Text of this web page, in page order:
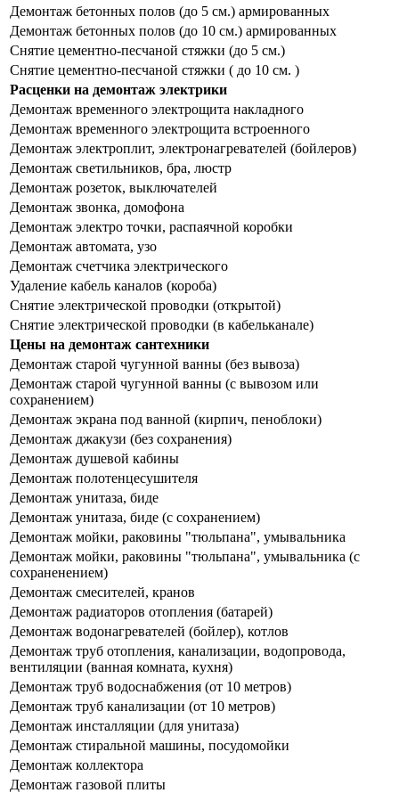
Демонтаж бетонных полов (до 5 см.) армированных
Демонтаж бетонных полов (до 10 см.) армированных
Снятие цементно-песчаной стяжки (до 5 см.)
Снятие цементно-песчаной стяжки ( до 10 см. )
Расценки на демонтаж электрики
Демонтаж временного электрощита накладного
Демонтаж временного электрощита встроенного
Демонтаж электроплит, электронагревателей (бойлеров)
Демонтаж светильников, бра, люстр
Демонтаж розеток, выключателей
Демонтаж звонка, домофона
Демонтаж электро точки, распаячной коробки
Демонтаж автомата, узо
Демонтаж счетчика электрического
Удаление кабель каналов (короба)
Снятие электрической проводки (открытой)
Снятие электрической проводки (в кабельканале)
Цены на демонтаж сантехники
Демонтаж старой чугунной ванны (без вывоза)
Демонтаж старой чугунной ванны (с вывозом или
сохранением)
Демонтаж экрана под ванной (кирпич, пеноблоки)
Демонтаж джакузи (без сохранения)
Демонтаж душевой кабины
Демонтаж полотенцесушителя
Демонтаж унитаза, биде
Демонтаж унитаза, биде (с сохранением)
Демонтаж мойки, раковины "тюльпана", умывальника
Демонтаж мойки, раковины "тюльпана", умывальника (с
сохраненением)
Демонтаж смесителей, кранов
Демонтаж радиаторов отопления (батарей)
Демонтаж водонагревателей (бойлер), котлов
Демонтаж труб отопления, канализации, водопровода,
вентиляции (ванная комната, кухня)
Демонтаж труб водоснабжения (от 10 метров)
Демонтаж труб канализации (от 10 метров)
Демонтаж инсталляции (для унитаза)
Демонтаж стиральной машины, посудомойки
Демонтаж коллектора
Демонтаж газовой плиты